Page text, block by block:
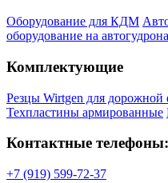
Оборудование для КДМ
оборудование на
Комплектующие
Резцы Wirtgen для дорожной
Техпластины армированные
Контактные телефоны:
+7 (919) 599-72-37